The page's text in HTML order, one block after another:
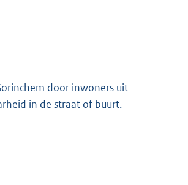
door inwoners uit
in de straat of buurt.